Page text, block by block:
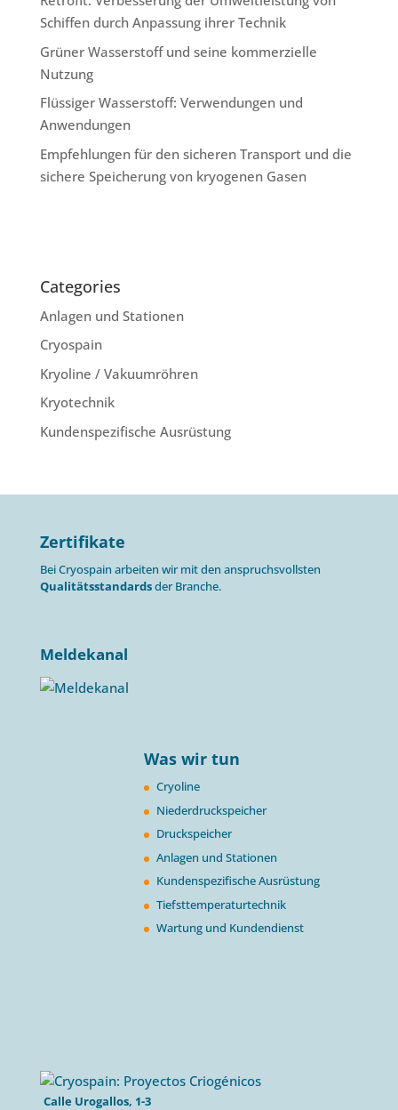
Schiffen durch Anpassung ihrer Technik
Grüner Wasserstoff und seine kommerzielle
Nutzung
Flüssiger Wasserstoff: Verwendungen und
Anwendungen
Empfehlungen für den sicheren Transport und die
sichere Speicherung von kryogenen Gasen
Categories
Anlagen und Stationen
Cryospain
Kryoline / Vakuumröhren
Kryotechnik
Kundenspezifische Ausrüstung
Zertifikate
Bei Cryospain arbeiten wir mit den anspruchsvollsten
Qualitätsstandardsder Branche.
Meldekanal
Was wir tun
Cryoline
Niederdruckspeicher
Druckspeicher
Anlagen und Stationen
Kundenspezifische Ausrüstung
Tiefsttemperaturtechnik
Wartung und Kundendienst
Calle Urogallos, 1-3